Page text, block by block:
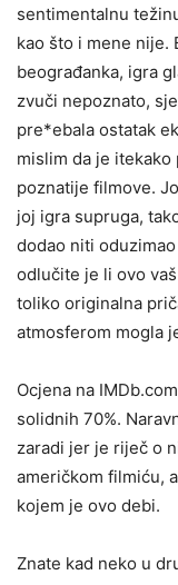
sentimentalnu
kao što i mene nije.
beograđanka, igra
zvuči nepoznato,
pre*ebala ostatak
mislim da je
poznatije filmove.
joj igra supruga,
dodao niti
odlučite je li ovo
toliko originalna
atmosferom mogla
Ocjena na
solidnih 70%.
zaradi jer je riječ o
američkom filmiću,
kojem je ovo debi.
Znate kad neko u